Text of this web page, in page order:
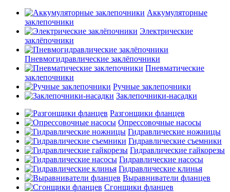
Аккумуляторные
заклепочники
Электрические
заклёпочники
Пневмогидравлические заклёпочники
Пневматические
заклепочники
Ручные заклепочники
Заклепочники-насадки
Разгонщики фланцев
Опрессовочные насосы
Гидравлические ножницы
Гидравлические съемники
Гидравлические гайкорезы
Гидравлические насосы
Гидравлические клинья
Выравниватели фланцев
Сгонщики фланцев